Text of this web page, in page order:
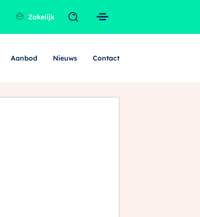
Zakelijk
Aanbod Nieuws Contact